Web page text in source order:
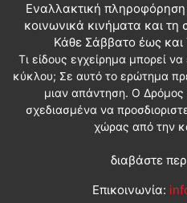
Εναλλακτική πληροφόρηση
κοινωνικά κινήματα και τη
Κάθε Σάββατο έως και
Τι είδους εγχείρημα μπορεί
κύκλου; Σε αυτό το ερώτημα
μιαν απάντηση. Ο Δρόμος
σχεδιασμένα να
χώρας από την
διαβάστε
Επικοινωνία: